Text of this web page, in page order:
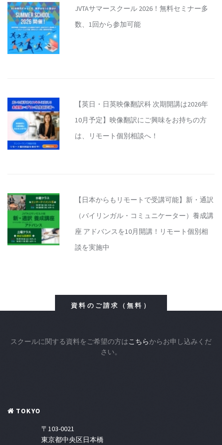
JVTAサマースクール 2026！無料セミナー多
数、1回から参加可能
【英日・日英映像翻訳科 次期開講は2026年
10月予定】映像翻訳にご興味をお持ちの方
は、リモート個別相談へ！
【日本からもリモートで受講可能】新・通訳
（バイリンガル・コミュニケーター）養成講
座 アドバンスを10月開講！リモート個別相
談を実施中
資料のご請求（無料）
スクールに関する資料をご希望の方はこちらからお申し込みくだ
さい。
TOKYO
〒103-0021
東京都中央区日本橋